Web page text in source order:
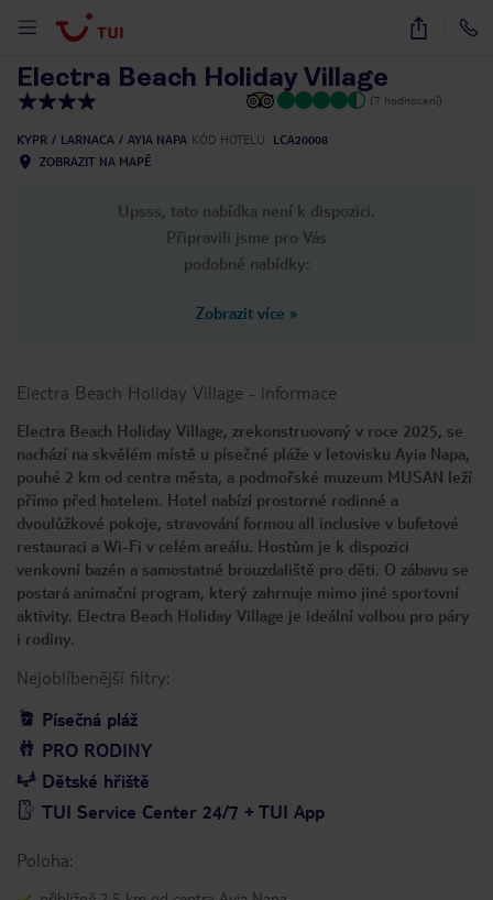
15
Electra Beach Holiday Village
(7 hodnocení)
KYPR LARNACA AYIA NAPA KÓD HOTELU
LCA20008
ZOBRAZIT NA MAPĚ
Upsss, tato nabídka není k dispozici.
Připravili jsme pro Vás
podobné nabídky:
Zobrazit více »
Electra Beach Holiday Village - informace
Electra Beach Holiday Village, zrekonstruovaný v roce 2025, se
nachází na skvělém místě u písečné pláže v letovisku Ayia Napa,
pouhé 2 km od centra města, a podmořské muzeum MUSAN leží
přímo před hotelem. Hotel nabízí prostorné rodinné a
dvoulůžkové pokoje, stravování formou all inclusive v bufetové
restauraci a Wi-Fi v celém areálu. Hostům je k dispozici
venkovní bazén a samostatné brouzdaliště pro děti. O zábavu se
postará animační program, který zahrnuje mimo jiné sportovní
aktivity. Electra Beach Holiday Village je ideální volbou pro páry
i rodiny.
Nejoblíbenější filtry:
Písečná pláž
PRO RODINY
Dětské hřiště
TUI Service Center 24/7 + TUI App
Poloha: